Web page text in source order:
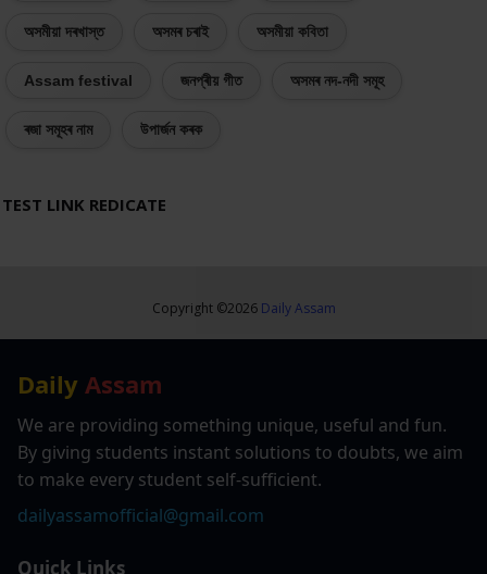
অসমীয়া দৰখাস্ত অসমৰ চৰাই অসমীয়া কবিতা
Assam festival জনপ্ৰীয় গীত অসমৰ নদ-নদী সমূহ
ৰজা সমূহৰ নাম উপাৰ্জন কৰক
TEST LINK REDICATE
Copyright ©2026 Daily Assam
Daily Assam
We are providing something unique, useful and fun.
By giving students instant solutions to doubts, we aim
to make every student self-sufficient.
dailyassamofficial@gmail.com
Quick Links